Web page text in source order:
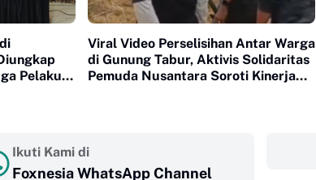
Pelaku
Viral Video Perselisihan Antar Warga
di Gunung Tabur, Aktivis Solidaritas
Pemuda Nusantara Soroti Kinerja
Ikuti Kami di
Foxnesia WhatsApp Channel